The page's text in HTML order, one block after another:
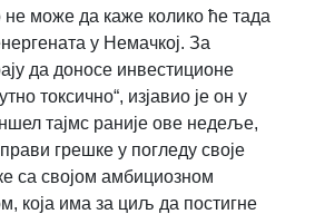
не може да каже колико ће тада
у Немачкој. За
да доносе инвестиционе
токсично“, изјавио је он у
тајмс раније ове недеље,
грешке у погледу своје
са својом амбициозном
која има за циљ да постигне